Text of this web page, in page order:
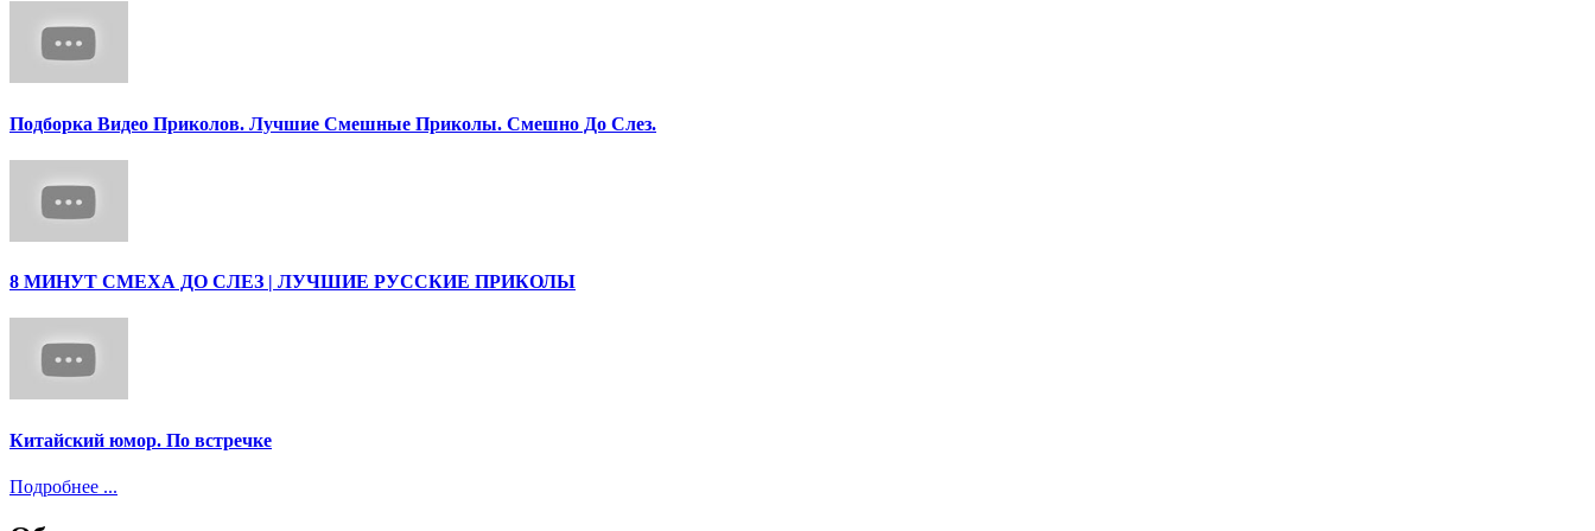
Подборка Видео Приколов. Лучшие Смешные Приколы. Смешно До Слез.
8 МИНУТ СМЕХА ДО СЛЕЗ | ЛУЧШИЕ РУССКИЕ ПРИКОЛЫ
Китайский юмор. По встречке
Подробнее ...